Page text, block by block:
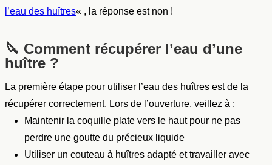
l’eau des huîtres« , la réponse est non !
🔪 Comment récupérer l’eau d’une
huître ?
La première étape pour utiliser l’eau des huîtres est de la
récupérer correctement. Lors de l’ouverture, veillez à :
Maintenir la coquille plate vers le haut pour ne pas
perdre une goutte du précieux liquide
Utiliser un couteau à huîtres adapté et travailler avec